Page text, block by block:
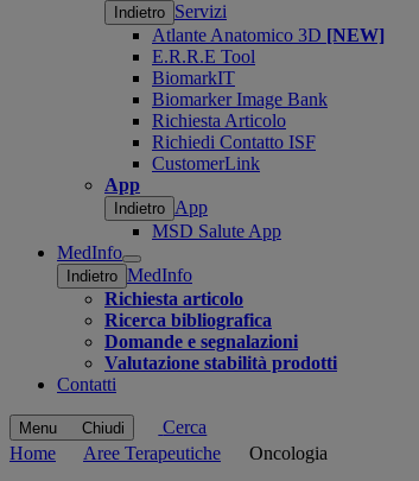
Indietro Servizi
Atlante Anatomico 3D [NEW]
E.R.R.E Tool
BiomarkIT
Biomarker Image Bank
Richiesta Articolo
Richiedi Contatto ISF
CustomerLink
App
Indietro App
MSD Salute App
MedInfo
Open
submenu
Indietro MedInfo
Richiesta articolo
Ricerca bibliografica
Domande e segnalazioni
Valutazione stabilità prodotti
Contatti
Menu Chiudi
Cerca
Home
Aree Terapeutiche Oncologia